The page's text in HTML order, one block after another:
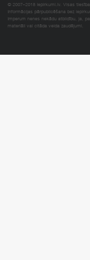
© 2007–2018 Iepirkumi.lv. Visas
Informācijas pārpublicēšana bez
Imperum nenes nekādu atbildību, ja,
materiāli vai citāda veida zaudējumi.